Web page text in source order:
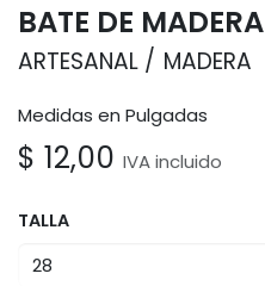
BATE DE MADERA
ARTESANAL MADERA
Medidas en Pulgadas
$ 12,00 IVA incluido
TALLA